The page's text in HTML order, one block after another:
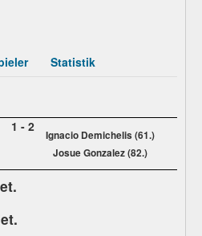
Statistik
1 - 2
Ignacio Demichelis (61.)
Josue Gonzalez (82.)